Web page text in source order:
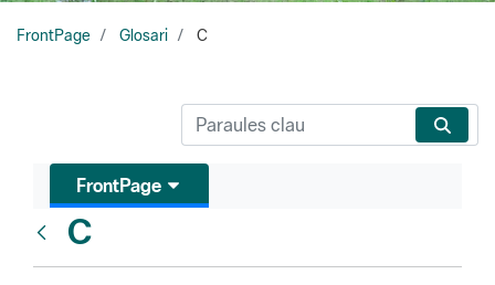
FrontPage Glosari C
FrontPage
C